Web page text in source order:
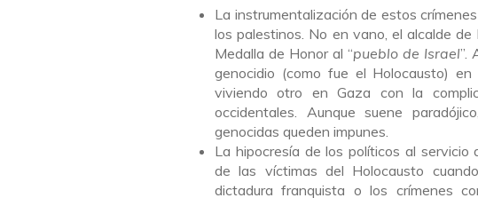
La instrumentalización de estos
los palestinos. No en vano, el alcalde
Medalla de Honor al “pueblo de Israel”.
genocidio (como fue el Holocausto)
viviendo otro en Gaza con la
occidentales. Aunque suene
genocidas queden impunes.
La hipocresía de los políticos al servicio
de las víctimas del Holocausto
dictadura franquista o los crímenes